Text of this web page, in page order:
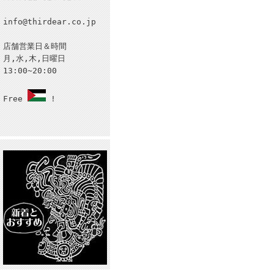
info@thirdear.co.jp
店舗営業日＆時間
月,水,木,日曜日
13:00~20:00
Free !